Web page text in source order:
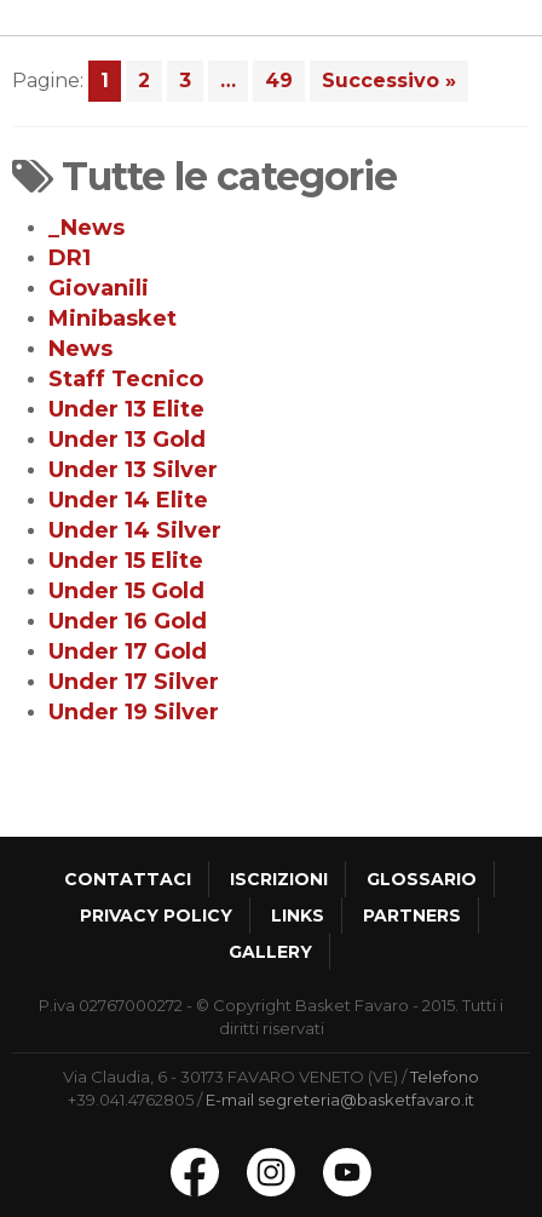
Pagine: 1 2 3 … 49 Successivo »
Tutte le categorie
_News
DR1
Giovanili
Minibasket
News
Staff Tecnico
Under 13 Elite
Under 13 Gold
Under 13 Silver
Under 14 Elite
Under 14 Silver
Under 15 Elite
Under 15 Gold
Under 16 Gold
Under 17 Gold
Under 17 Silver
Under 19 Silver
CONTATTACI ISCRIZIONI
GLOSSARIO
PRIVACY POLICY
LINKS
PARTNERS
GALLERY
P.iva 02767000272 - © Copyright Basket Favaro - 2015. Tutti i
diritti riservati
Via Claudia, 6 - 30173 FAVARO VENETO (VE)
Telefono
+39.041.4762805
E-mail segreteria@basketfavaro.it